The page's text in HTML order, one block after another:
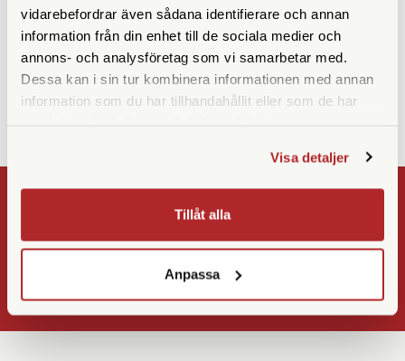
vidarebefordrar även sådana identifierare och annan
information från din enhet till de sociala medier och
annons- och analysföretag som vi samarbetar med.
Dessa kan i sin tur kombinera informationen med annan
information som du har tillhandahållit eller som de har
Visa detaljer
Tillåt alla
Anpassa
Sirui P-325FS Monopod
Finns i lager
1.990 SEK
LÄS MER
KÖP
Sirui P-306 Monopod
Finns i lager
590 SEK
LÄS MER
KÖP
NYHETSBREV
Registrera